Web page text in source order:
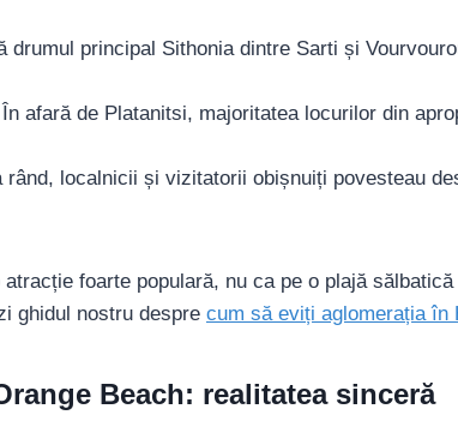
drumul principal Sithonia dintre Sarti și
afară de Platanitsi, majoritatea locurilor din
localnicii și vizitatorii obișnuiți povesteau
foarte populară, nu ca pe o plajă
ghidul nostru despre cum să eviți aglomerația
Beach: realitatea sinceră